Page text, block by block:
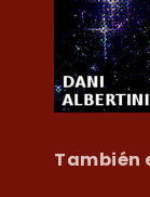
También